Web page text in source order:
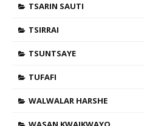
TSARIN SAUTI
TSIRRAI
TSUNTSAYE
TUFAFI
WALWALAR HARSHE